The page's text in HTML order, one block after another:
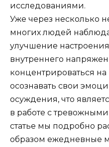
исследованиями.
Уже через несколько
многих людей
улучшение
внутреннего
концентрироваться
осознавать свои
осуждения, что
в работе с
статье мы подробно
образом ежедневные